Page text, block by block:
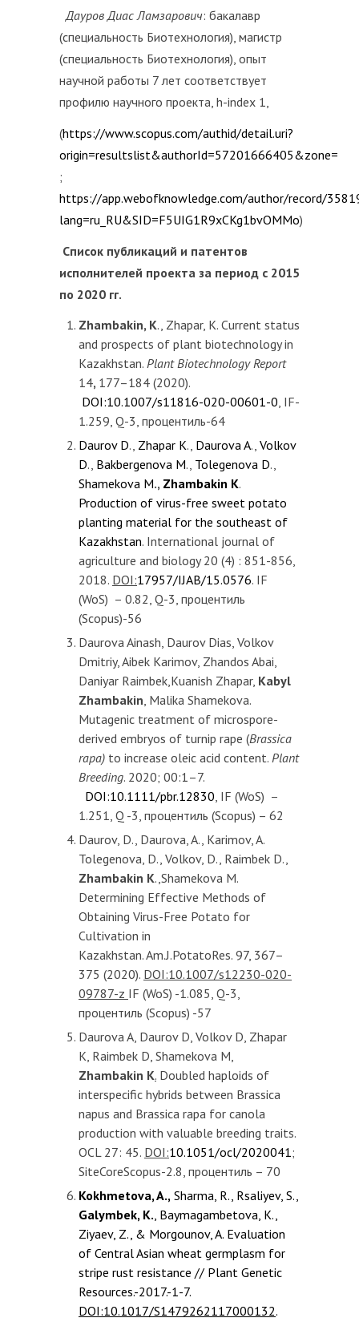
Дауров Диас Ламзарович: бакалавр
(специальность Биотехнология), магистр
(специальность Биотехнология), опыт
научной работы 7 лет соответствует
профилю научного проекта, h-index 1,
(https://www.scopus.com/authid/detail.uri?
origin=resultslist&authorId=57201666405&zone=
;
https://app.webofknowledge.com/author/record/
lang=ru_RU&SID=F5UIG1R9xCKg1bvOMMo)
Список публикаций и патентов
исполнителей проекта за период с 2015
по 2020 гг.
Zhambakin, K., Zhapar, K. Current status
and prospects of plant biotechnology in
Kazakhstan. Plant BiotechnologyReport
14, 177–184 (2020).
DOI:10.1007/s11816-020-00601-0, IF-
1.259, Q-3, процентиль-64
Daurov D., Zhapar K., Daurova A., Volkov
D., Bakbergenova M., Tolegenova D.,
Shamekova M., Zhambakin K.
Production of virus-free sweet potato
planting material for the southeast of
Kazakhstan. International journal of
agriculture and biology 20 (4) : 851-856,
2018. DOI:17957/IJAB/15.0576. IF
(WoS) – 0.82, Q-3, процентиль
(Scopus)-56
Daurova Ainash, Daurov Dias, Volkov
Dmitriy, Aibek Karimov, Zhandos Abai,
Daniyar Raimbek,Kuanish Zhapar, Kabyl
Zhambakin, Malika Shamekova.
Mutagenic treatment of microspore-
derived embryos of turnip rape (Brassica
rapa) to increase oleic acid content. Plant
Breeding. 2020; 00:1–7.
DOI:10.1111/pbr.12830, IF (WoS) –
1.251, Q -3, процентиль (Scopus) – 62
Daurov, D., Daurova, A., Karimov, A.
Tolegenova, D., Volkov, D., Raimbek D.,
Zhambakin K.,Shamekova M.
Determining Effective Methods of
Obtaining Virus-Free Potato for
Cultivation in
Kazakhstan. Am.J.PotatoRes. 97, 367–
375 (2020). DOI:10.1007/s12230-020-
09787-z IF (WoS) -1.085, Q-3,
процентиль (Scopus) -57
Daurova A, Daurov D, Volkov D, Zhapar
K, Raimbek D, Shamekova M,
Zhambakin K. Doubled haploids of
interspecific hybrids between Brassica
napus and Brassica rapa for canola
production with valuable breeding traits.
OCL 27: 45. DOI:10.1051/ocl/2020041;
SiteCoreScopus-2.8, процентиль – 70
Kokhmetova, A., Sharma, R., Rsaliyev, S.,
Galymbek, K., Baymagambetova, K.,
Ziyaev, Z., & Morgounov, A. Evaluation
of Central Asian wheat germplasm for
stripe rust resistance // Plant Genetic
Resources.-2017.-1-7.
DOI:10.1017/S1479262117000132.